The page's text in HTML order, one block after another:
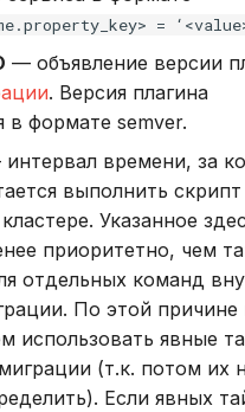
=
— объявление версии
. Версия плагина
в формате semver.
времени, за
выполнить скрипт
Указанное
приоритетно, чем
отдельных команд
По этой
использовать явные
(т.к. потом их
Если явных